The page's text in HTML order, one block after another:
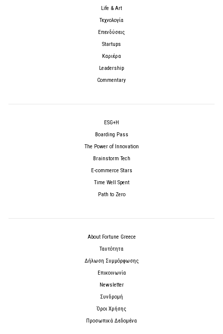
Life & Art
Τεχνολογία
Επενδύσεις
Startups
Καριέρα
Leadership
Commentary
ESG+H
Boarding Pass
The Power of Innovation
Brainstorm Tech
E-commerce Stars
Time Well Spent
Path to Zero
About Fortune Greece
Ταυτότητα
Δήλωση Συμμόρφωσης
Επικοινωνία
Newsletter
Συνδρομή
Όροι Χρήσης
Προσωπικά Δεδομένα